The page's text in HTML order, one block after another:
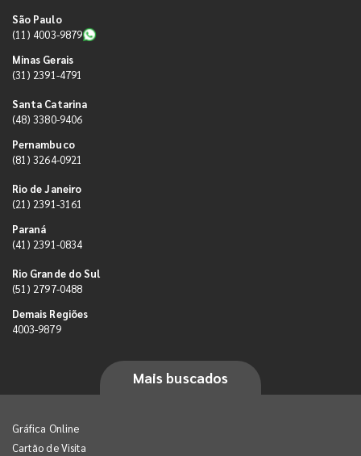
São Paulo
(11) 4003-9879
Minas Gerais
(31) 2391-4791
Santa Catarina
(48) 3380-9406
Pernambuco
(81) 3264-0921
Rio de Janeiro
(21) 2391-3161
Paraná
(41) 2391-0834
Rio Grande do Sul
(51) 2797-0488
Demais Regiões
4003-9879
Mais buscados
Gráfica Online
Cartão de Visita